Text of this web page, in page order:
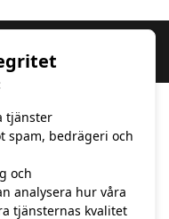
tjänster
spam, bedrägeri och
och
analysera hur våra
tjänsternas kvalitet